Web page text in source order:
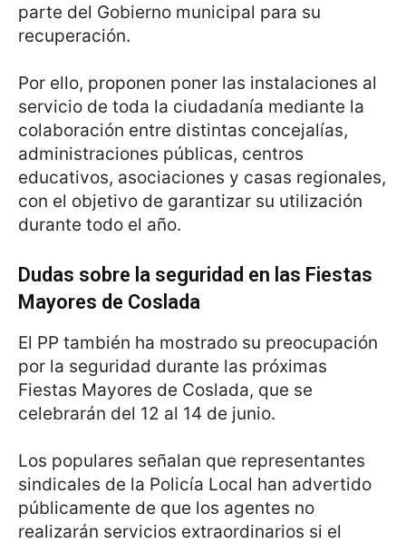
parte del Gobierno municipal para su
recuperación.
Por ello, proponen poner las instalaciones al
servicio de toda la ciudadanía mediante la
colaboración entre distintas concejalías,
administraciones públicas, centros
educativos, asociaciones y casas regionales,
con el objetivo de garantizar su utilización
durante todo el año.
Dudas sobre la seguridad en las Fiestas
Mayores de Coslada
El PP también ha mostrado su preocupación
por la seguridad durante las próximas
Fiestas Mayores de Coslada, que se
celebrarán del 12 al 14 de junio.
Los populares señalan que representantes
sindicales de la Policía Local han advertido
públicamente de que los agentes no
realizarán servicios extraordinarios si el